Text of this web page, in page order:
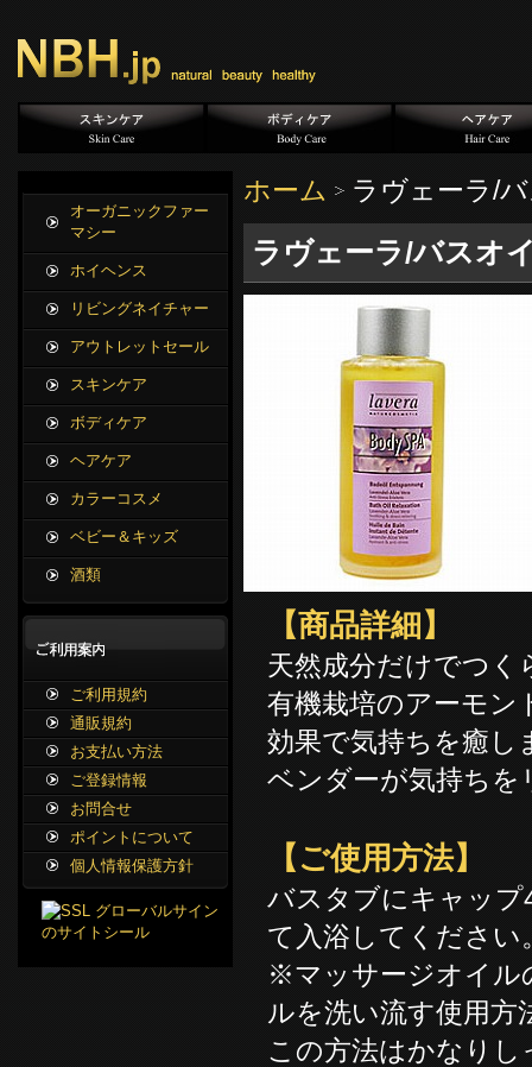
ホーム ラヴェーラ/
ラヴェーラ/バスオ
【商品詳細】
天然成分だけでつ
有機栽培のアーモン
効果で気持ちを癒し
ベンダーが気持ち
【ご使用方法】
バスタブにキャッ
て入浴してください
※マッサージオイル
ルを洗い流す使用方
この方法はかなり
オーガニックファー
マシー
ホイヘンス
リビングネイチャー
アウトレットセール
スキンケア
ボディケア
ヘアケア
カラーコスメ
ベビー＆キッズ
酒類
ご利用規約
通販規約
お支払い方法
ご登録情報
お問合せ
ポイントについて
個人情報保護方針